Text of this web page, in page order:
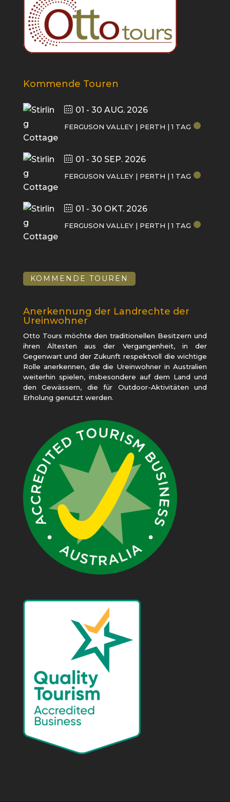
Kommende Touren
01 - 30 AUG. 2026
FERGUSON VALLEY | PERTH | 1 TAG
01 - 30 SEP. 2026
FERGUSON VALLEY | PERTH | 1 TAG
01 - 30 OKT. 2026
FERGUSON VALLEY | PERTH | 1 TAG
KOMMENDE TOUREN
Anerkennung der Landrechte der
Ureinwohner
Otto Tours möchte den traditionellen Besitzern und
ihren Ältesten aus der Vergangenheit, in der
Gegenwart und der Zukunft respektvoll die wichtige
Rolle anerkennen, die die Ureinwohner in Australien
weiterhin spielen, insbesondere auf dem Land und
den Gewässern, die für Outdoor-Aktivitäten und
Erholung genutzt werden.